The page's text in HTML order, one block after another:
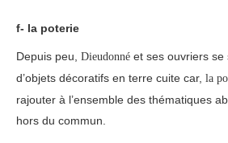
f- la poterie
Depuis peu, Dieudonné et ses ouvriers se
d’objets décoratifs en terre cuite car, la
rajouter à l’ensemble des thématiques
hors du commun.